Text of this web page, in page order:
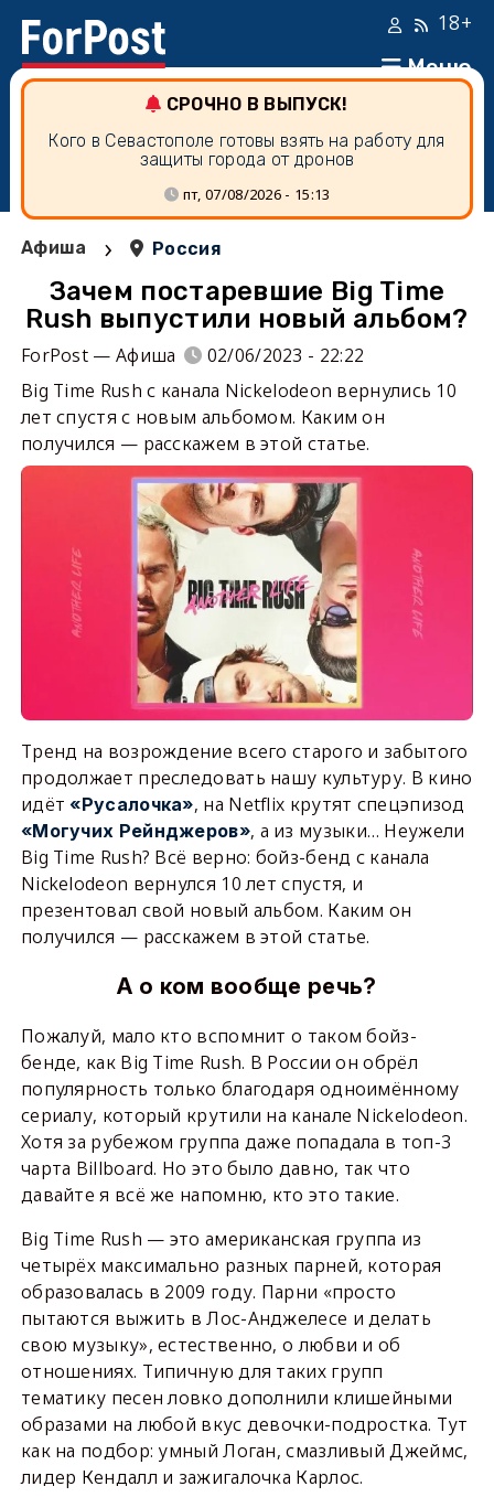
Меню
18+
СРОЧНО В ВЫПУСК!
Кого в Севастополе готовы взять на работу для
защиты города от дронов
пт, 07/08/2026 - 15:13
Афиша › Россия
Зачем постаревшие Big Time
Rush выпустили новый альбом?
ForPost — Афиша
02/06/2023 - 22:22
Big Time Rush с канала Nickelodeon вернулись 10
лет спустя с новым альбомом. Каким он
получился — расскажем в этой статье.
Тренд на возрождение всего старого и забытого
продолжает преследовать нашу культуру. В кино
идёт«Русалочка», на Netflix крутят спецэпизод
«Могучих Рейнджеров», а из музыки… Неужели
Big Time Rush? Всё верно: бойз-бенд с канала
Nickelodeon вернулся 10 лет спустя, и
презентовал свой новый альбом. Каким он
получился — расскажем в этой статье.
А о ком вообще речь?
Пожалуй, мало кто вспомнит о таком бойз-
бенде, как Big Time Rush. В России он обрёл
популярность только благодаря одноимённому
сериалу, который крутили на канале Nickelodeon.
Хотя за рубежом группа даже попадала в топ-3
чарта Billboard. Но это было давно, так что
давайте я всё же напомню, кто это такие.
Big Time Rush — это американская группа из
четырёх максимально разных парней, которая
образовалась в 2009 году. Парни «просто
пытаются выжить в Лос-Анджелесе и делать
свою музыку», естественно, о любви и об
отношениях. Типичную для таких групп
тематику песен ловко дополнили клишейными
образами на любой вкус девочки-подростка. Тут
как на подбор: умный Логан, смазливый Джеймс,
лидер Кендалл и зажигалочка Карлос.